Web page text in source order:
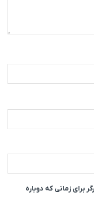
برای زمانی که دوباره